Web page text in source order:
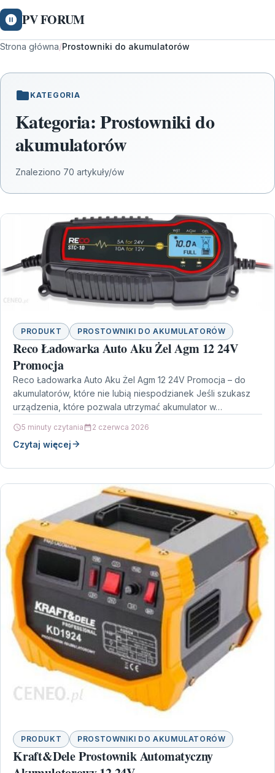
PV FORUM
Strona główna/Prostowniki do akumulatorów
KATEGORIA
Kategoria:Prostowniki do
akumulatorów
Znaleziono 70 artykuły/ów
PRODUKT PROSTOWNIKI DO AKUMULATORÓW
Reco Ładowarka Auto Aku Żel Agm 12 24V
Promocja
Reco Ładowarka Auto Aku Żel Agm 12 24V Promocja – do
akumulatorów, które nie lubią niespodzianek Jeśli szukasz
urządzenia, które pozwala utrzymać akumulator w…
5 minuty czytania 2 czerwca 2026
Czytaj więcej
PRODUKT PROSTOWNIKI DO AKUMULATORÓW
Kraft&Dele Prostownik Automatyczny